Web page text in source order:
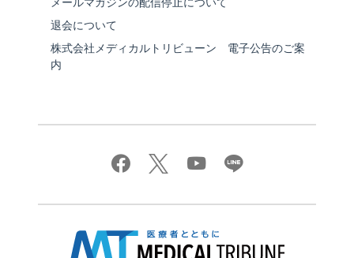
退会について
株式会社メディカルトリビューン 電子公告のご案
内